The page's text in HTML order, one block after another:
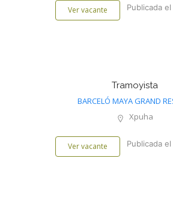
Ver vacante Publicada
Tramoyista
BARCELÓ MAYA GRAND
Xpuha
Ver vacante Publicada